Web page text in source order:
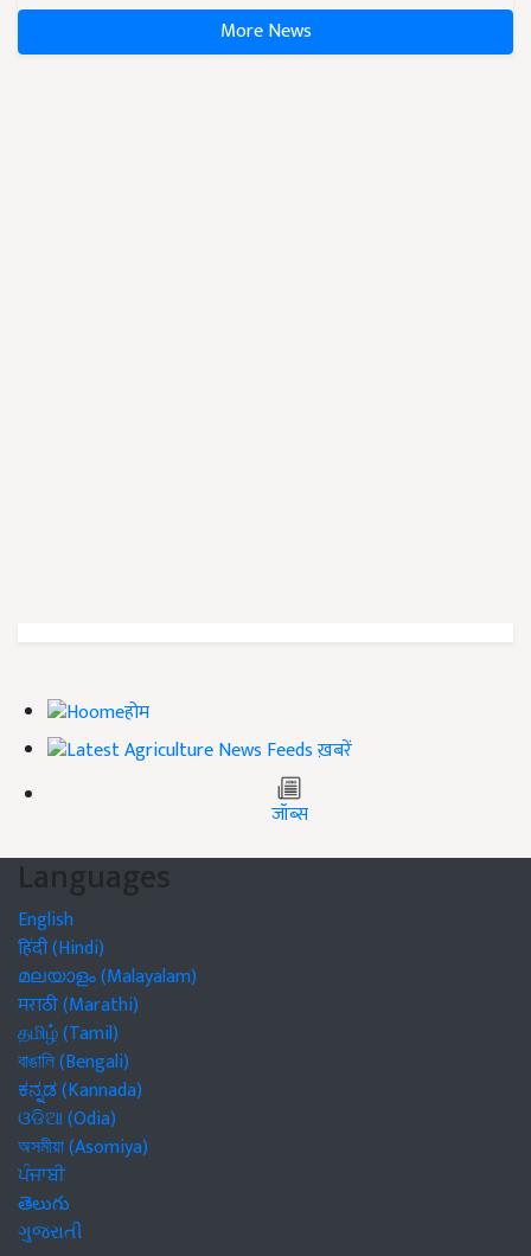
More News
होम
ख़बरें
जॉब्स
Languages
English
हिंदी (Hindi)
മലയാളം (Malayalam)
मराठी (Marathi)
தமிழ் (Tamil)
বাঙালি (Bengali)
ಕನ್ನಡ (Kannada)
ଓଡିଆ (Odia)
অসমীয়া (Asomiya)
ਪੰਜਾਬੀ
తెలుగు
ગુજરાતી